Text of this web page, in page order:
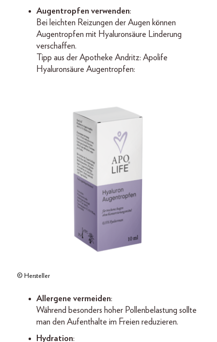
Augentropfen verwenden:
Bei leichten Reizungen der Augen können
Augentropfen mit Hyaluronsäure Linderung
verschaffen.
Tipp aus der Apotheke Andritz: Apolife
Hyaluronsäure Augentropfen:
© Hersteller
Allergene vermeiden:
Während besonders hoher Pollenbelastung sollte
man den Aufenthalte im Freien reduzieren.
Hydration: